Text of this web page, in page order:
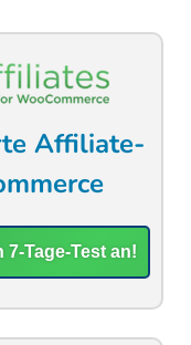
Affiliate-
Tage-Test an!